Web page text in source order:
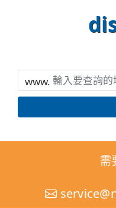
www.
需